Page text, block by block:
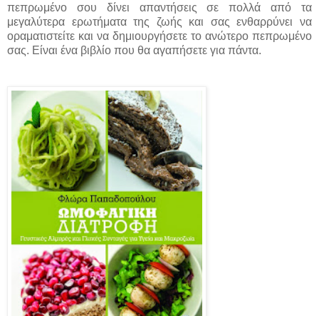
πεπρωμένο σου δίνει απαντήσεις σε πολλά από τα
μεγαλύτερα ερωτήματα της ζωής και σας ενθαρρύνει να
οραματιστείτε και να δημιουργήσετε το ανώτερο πεπρωμένο
σας. Είναι ένα βιβλίο που θα αγαπήσετε για πάντα.